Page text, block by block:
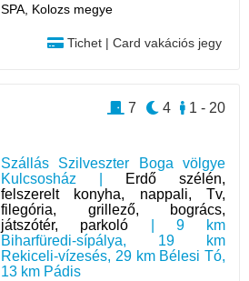
SPA, Kolozs megye
Tichet | Card vakációs jegy
Szállás Szilveszter Boga völgye
Kulcsosház |
Erdő szélén,
felszerelt konyha, nappali, Tv,
filegória, grillező, bogrács,
játszótér, parkoló | 9 km
Biharfüredi-sípálya, 19 km
Rekiceli-vízesés, 29 km Bélesi Tó,
13 km Pádis
1 - 20
4
7